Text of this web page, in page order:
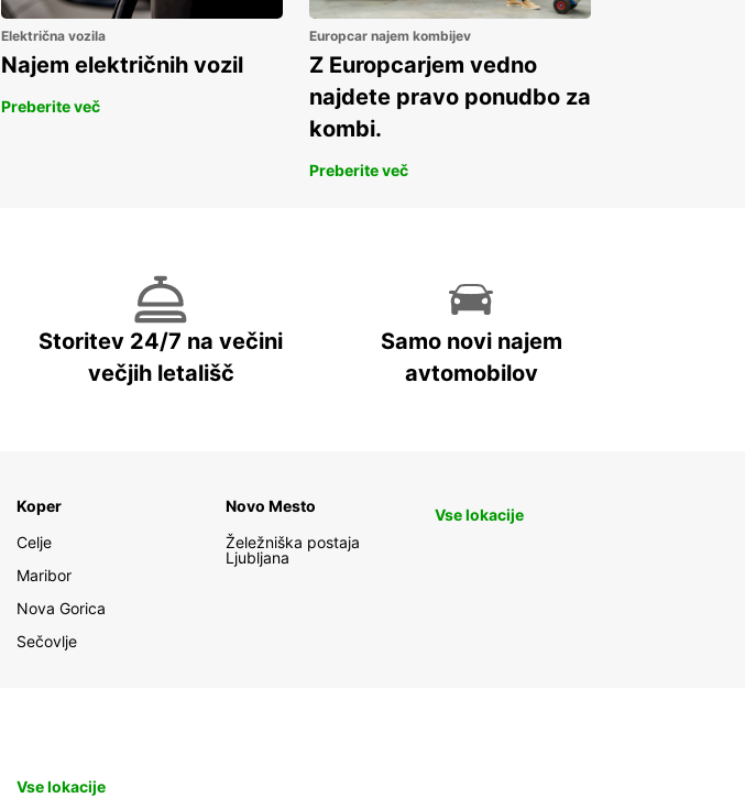
Električna vozila
Najem električnih vozil
Preberite več
Europcar najem kombijev
Z Europcarjem vedno
najdete pravo ponudbo za
kombi.
Preberite več
Storitev 24/7 na večini
večjih letališč
Samo novi najem
avtomobilov
Koper
Celje
Maribor
Nova Gorica
Sečovlje
Novo Mesto
Želežniška postaja
Ljubljana
Vse lokacije
Vse lokacije